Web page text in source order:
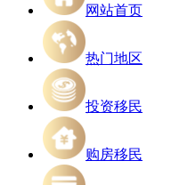
网站首页
热门地区
投资移民
购房移民